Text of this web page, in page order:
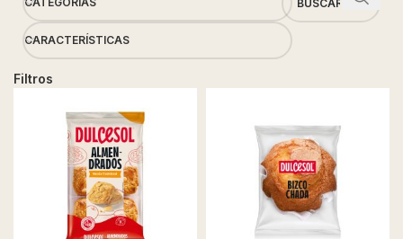
CARACTERÍSTICAS
Filtros